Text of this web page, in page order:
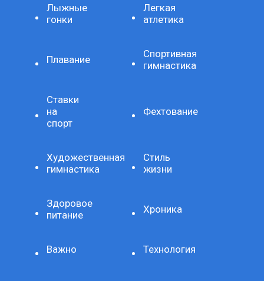
Лыжные
гонки
Легкая
атлетика
Плавание
Спортивная
гимнастика
Ставки
на
спорт
Фехтование
Художественная
гимнастика
Стиль
жизни
Здоровое
питание
Хроника
Важно Технология